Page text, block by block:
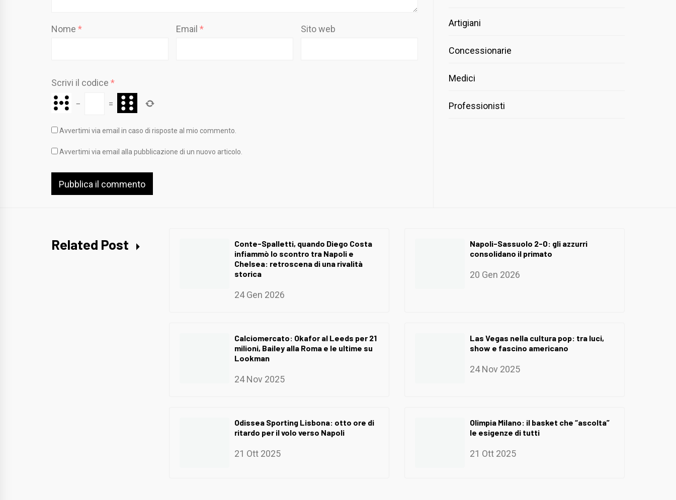
Nome * Email * Sito web
Scrivi il codice *
−
=
Avvertimi via email in caso di risposte al mio commento.
Avvertimi via email alla pubblicazione di un nuovo articolo.
Artigiani
Concessionarie
Medici
Professionisti
Related Post
Conte-Spalletti, quando Diego Costa
infiammò lo scontro tra Napoli e
Chelsea: retroscena di una rivalità
storica
24 Gen 2026
Napoli-Sassuolo 2-0: gli azzurri
consolidano il primato
20 Gen 2026
Calciomercato: Okafor al Leeds per 21
milioni, Bailey alla Roma e le ultime su
Lookman
24 Nov 2025
Las Vegas nella cultura pop: tra luci,
show e fascino americano
24 Nov 2025
Odissea Sporting Lisbona: otto ore di
ritardo per il volo verso Napoli
21 Ott 2025
Olimpia Milano: il basket che “ascolta”
le esigenze di tutti
21 Ott 2025